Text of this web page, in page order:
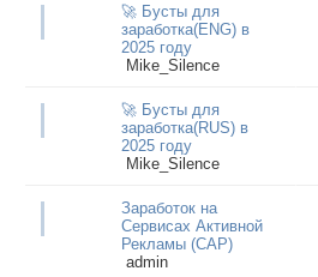
🚀 Бусты для
заработка(ENG) в
2025 году
Mike_Silence
🚀 Бусты для
заработка(RUS) в
2025 году
Mike_Silence
Заработок на
Сервисах Активной
Рекламы (САР)
admin